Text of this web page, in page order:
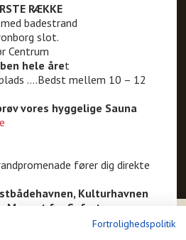
Fortrolighedspolitik
RÆKKE
badestrand
slot.
Centrum
hele året
….Bedst mellem 10 – 12
vores hyggelige Sauna
fører dig direkte
Kulturhavnen
Museet for Søfart.
hvert. 20 min. fra Helsingør